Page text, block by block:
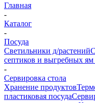
Главная
-
Каталог
-
Посуда
Светильники д/растений
септиков и выгребных ям
-
Сервировка стола
Хранение продуктов
пластиковая посуда